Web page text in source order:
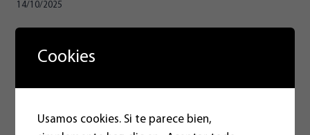
14/10/2025
ciudad de Almería en mis ratos libres, frecuentemente
quedo admirado a pesar del abandono de las vistas y
su propio topónimo indica Al-Mariyat (la Atalaya),
Cookies
Usamos cookies. Si te parece bien,